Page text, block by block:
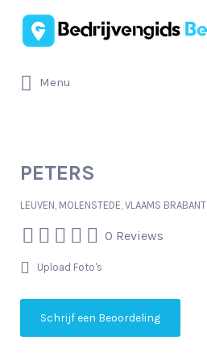
Zoek
naar:
Menu
PETERS
LEUVEN, MOLENSTEDE, VLAAMS BRABANT
0 Reviews
Upload Foto's
Schrijf een Beoordeling